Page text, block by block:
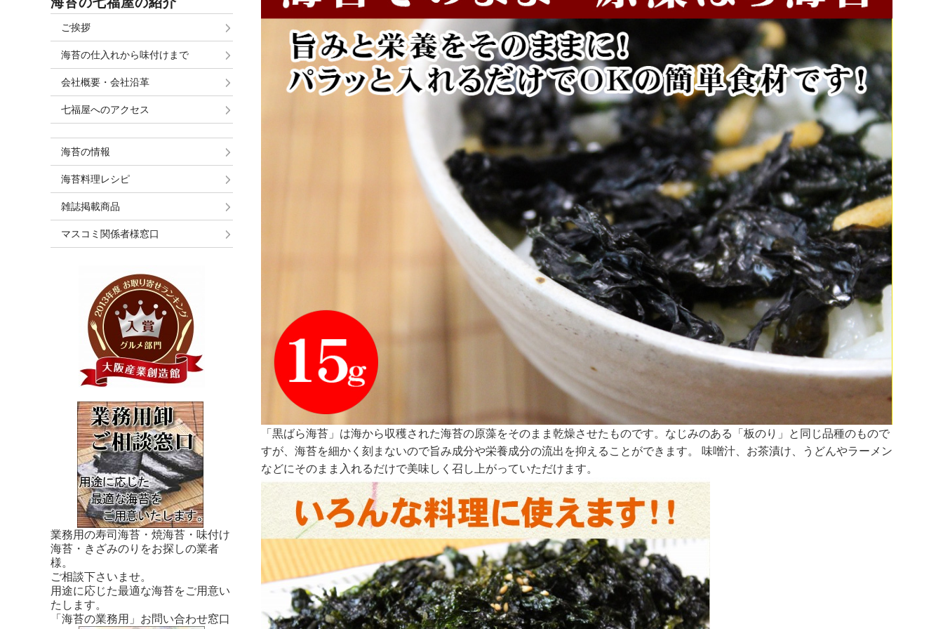
「黒ばら海苔」は海から収穫された海苔の原藻をそのまま乾燥させたものです。なじみのある「板のり」と同じ品種のもので
すが、海苔を細かく刻まないので旨み成分や栄養成分の流出を抑えることができます。 味噌汁、お茶漬け、うどんやラーメン
などにそのまま入れるだけで美味しく召し上がっていただけます。
ご挨拶
海苔の仕入れから味付けまで
会社概要・会社沿革
七福屋へのアクセス
海苔の情報
海苔料理レシピ
雑誌掲載商品
マスコミ関係者様窓口
業務用の寿司海苔・焼海苔・味付け
海苔・きざみのりをお探しの業者
様。
ご相談下さいませ。
用途に応じた最適な海苔をご用意い
たします。
「海苔の業務用」お問い合わせ窓口